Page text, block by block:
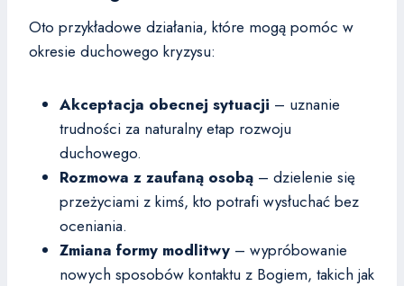
Oto przykładowe działania, które mogą pomóc w
okresie duchowego kryzysu:
Akceptacja obecnej sytuacji – uznanie
trudności za naturalny etap rozwoju
duchowego.
Rozmowa z zaufaną osobą – dzielenie się
przeżyciami z kimś, kto potrafi wysłuchać bez
oceniania.
Zmiana formy modlitwy – wypróbowanie
nowych sposobów kontaktu z Bogiem, takich jak